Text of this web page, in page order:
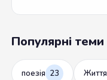
Популярні теми
поезія 23 Життя